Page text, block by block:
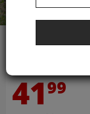
VAŠE
4199